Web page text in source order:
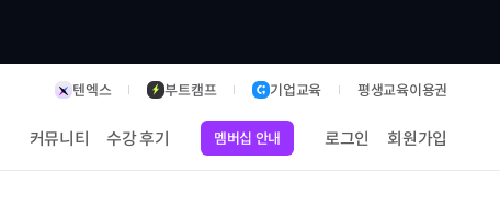
텐엑스 부트캠프 기업교육 평생교육이용권
커뮤니티 수강 후기 멤버십 안내 로그인 회원가입